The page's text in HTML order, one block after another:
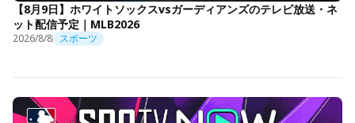
【8月9日】ホワイトソックスvsガーディアンズのテレビ放送・ネ
ット配信予定｜MLB2026
2026/8/8 スポーツ